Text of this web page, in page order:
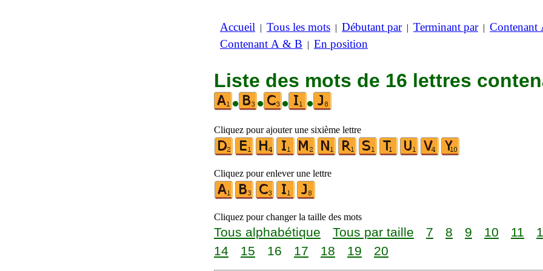
Accueil | Tous les mots | Débutant par| Terminant par| Contenant
Contenant A & B | En position
Liste des mots de 16 lettres
•
• • •
Cliquez pour ajouter une sixième lettre
Cliquez pour enlever une lettre
Cliquez pour changer la taille des mots
Tous alphabétique Tous par taille 7 8 9 10 11
14
15 16 17 18 19 20